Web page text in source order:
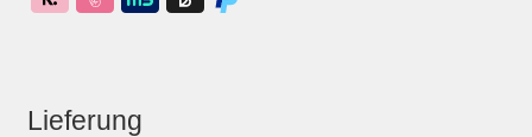
Lieferung